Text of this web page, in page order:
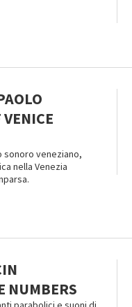
veneziano,
nella Venezia
NUMBERS